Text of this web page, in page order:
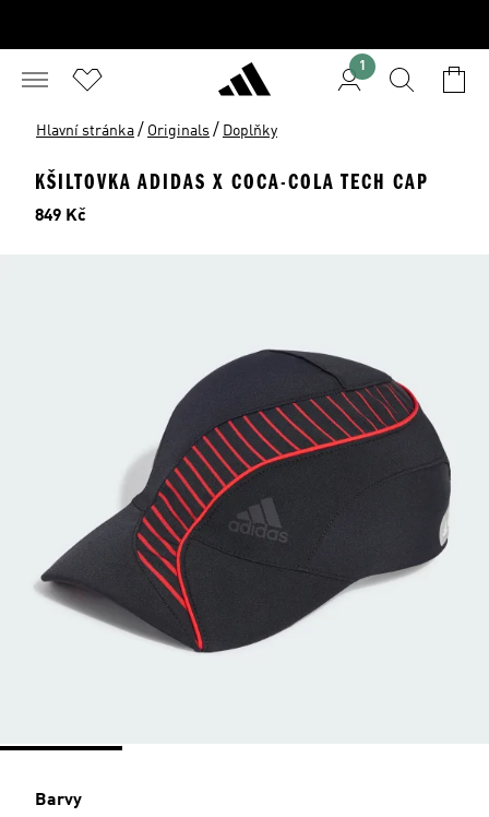
1
Hlavní stránka / Originals / Doplňky
KŠILTOVKA ADIDAS X COCA-COLA TECH CAP
Cena
849 Kč
Barvy